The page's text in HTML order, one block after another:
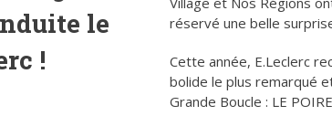
le
!
réservé une belle
Cette année, E.Leclerc
bolide le plus remarqué
Grande Boucle : LE